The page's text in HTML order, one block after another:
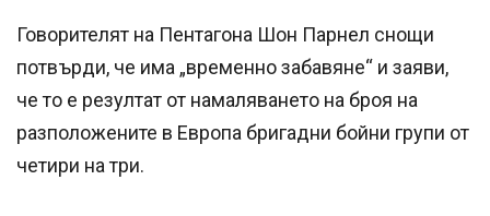
Говорителят на Пентагона Шон Парнел снощи
потвърди, че има „временно забавяне“ и заяви,
че то е резултат от намаляването на броя на
разположените в Европа бригадни бойни групи от
четири на три.